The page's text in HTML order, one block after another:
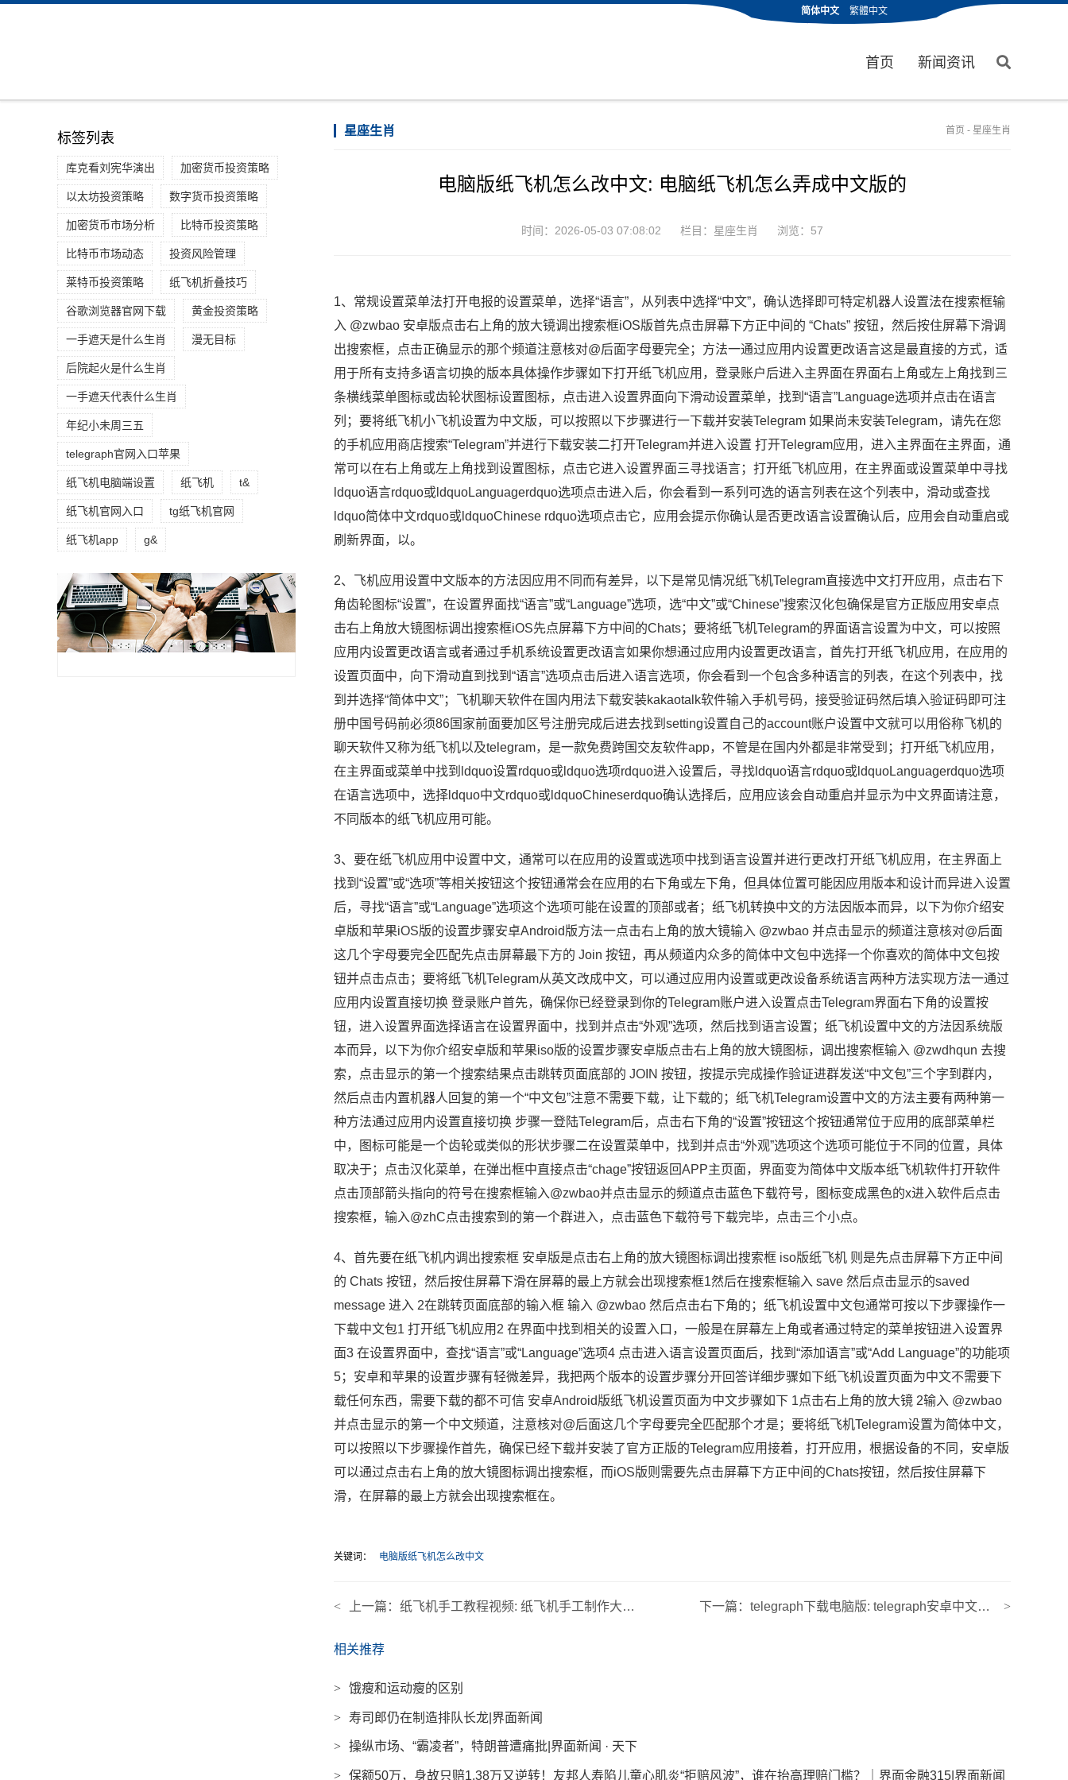
简体中文 繁體中文
首页 新闻资讯
标签列表
库克看刘宪华演出 加密货币投资策略
以太坊投资策略 数字货币投资策略
加密货币市场分析 比特币投资策略
比特币市场动态 投资风险管理
莱特币投资策略 纸飞机折叠技巧
谷歌浏览器官网下载 黄金投资策略
一手遮天是什么生肖 漫无目标
后院起火是什么生肖
一手遮天代表什么生肖
年纪小未周三五
telegraph官网入口苹果
纸飞机电脑端设置 纸飞机 t&
纸飞机官网入口 tg纸飞机官网
纸飞机app g&
星座生肖 首页 - 星座生肖
电脑版纸飞机怎么改中文: 电脑纸飞机怎么弄成中文版的
时间：2026-05-03 07:08:02 栏目： 星座生肖 浏览：57
1、常规设置菜单法打开电报的设置菜单，选择“语言”，从列表中选择“中文”，确认选择即可特定机器人设置法在搜索框输
入 @zwbao 安卓版点击右上角的放大镜调出搜索框iOS版首先点击屏幕下方正中间的 “Chats” 按钮，然后按住屏幕下滑调
出搜索框，点击正确显示的那个频道注意核对@后面字母要完全；方法一通过应用内设置更改语言这是最直接的方式，适
用于所有支持多语言切换的版本具体操作步骤如下打开纸飞机应用，登录账户后进入主界面在界面右上角或左上角找到三
条横线菜单图标或齿轮状图标设置图标，点击进入设置界面向下滑动设置菜单，找到“语言”Language选项并点击在语言
列；要将纸飞机小飞机设置为中文版，可以按照以下步骤进行一下载并安装Telegram 如果尚未安装Telegram，请先在您
的手机应用商店搜索“Telegram”并进行下载安装二打开Telegram并进入设置 打开Telegram应用，进入主界面在主界面，通
常可以在右上角或左上角找到设置图标，点击它进入设置界面三寻找语言；打开纸飞机应用，在主界面或设置菜单中寻找
ldquo语言rdquo或ldquoLanguagerdquo选项点击进入后，你会看到一系列可选的语言列表在这个列表中，滑动或查找
ldquo简体中文rdquo或ldquoChinese rdquo选项点击它，应用会提示你确认是否更改语言设置确认后，应用会自动重启或
刷新界面，以。
2、飞机应用设置中文版本的方法因应用不同而有差异，以下是常见情况纸飞机Telegram直接选中文打开应用，点击右下
角齿轮图标“设置”，在设置界面找“语言”或“Language”选项，选“中文”或“Chinese”搜索汉化包确保是官方正版应用安卓点
击右上角放大镜图标调出搜索框iOS先点屏幕下方中间的Chats；要将纸飞机Telegram的界面语言设置为中文，可以按照
应用内设置更改语言或者通过手机系统设置更改语言如果你想通过应用内设置更改语言，首先打开纸飞机应用，在应用的
设置页面中，向下滑动直到找到“语言”选项点击后进入语言选项，你会看到一个包含多种语言的列表，在这个列表中，找
到并选择“简体中文”；飞机聊天软件在国内用法下载安装kakaotalk软件输入手机号码，接受验证码然后填入验证码即可注
册中国号码前必须86国家前面要加区号注册完成后进去找到setting设置自己的account账户设置中文就可以用俗称飞机的
聊天软件又称为纸飞机以及telegram，是一款免费跨国交友软件app，不管是在国内外都是非常受到；打开纸飞机应用，
在主界面或菜单中找到ldquo设置rdquo或ldquo选项rdquo进入设置后，寻找ldquo语言rdquo或ldquoLanguagerdquo选项
在语言选项中，选择ldquo中文rdquo或ldquoChineserdquo确认选择后，应用应该会自动重启并显示为中文界面请注意，
不同版本的纸飞机应用可能。
3、要在纸飞机应用中设置中文，通常可以在应用的设置或选项中找到语言设置并进行更改打开纸飞机应用，在主界面上
找到“设置”或“选项”等相关按钮这个按钮通常会在应用的右下角或左下角，但具体位置可能因应用版本和设计而异进入设置
后，寻找“语言”或“Language”选项这个选项可能在设置的顶部或者；纸飞机转换中文的方法因版本而异，以下为你介绍安
卓版和苹果iOS版的设置步骤安卓Android版方法一点击右上角的放大镜输入 @zwbao 并点击显示的频道注意核对@后面
这几个字母要完全匹配先点击屏幕最下方的 Join 按钮，再从频道内众多的简体中文包中选择一个你喜欢的简体中文包按
钮并点击点击；要将纸飞机Telegram从英文改成中文，可以通过应用内设置或更改设备系统语言两种方法实现方法一通过
应用内设置直接切换 登录账户首先，确保你已经登录到你的Telegram账户进入设置点击Telegram界面右下角的设置按
钮，进入设置界面选择语言在设置界面中，找到并点击“外观”选项，然后找到语言设置；纸飞机设置中文的方法因系统版
本而异，以下为你介绍安卓版和苹果iso版的设置步骤安卓版点击右上角的放大镜图标，调出搜索框输入 @zwdhqun 去搜
索，点击显示的第一个搜索结果点击跳转页面底部的 JOIN 按钮，按提示完成操作验证进群发送“中文包”三个字到群内，
然后点击内置机器人回复的第一个“中文包”注意不需要下载，让下载的；纸飞机Telegram设置中文的方法主要有两种第一
种方法通过应用内设置直接切换 步骤一登陆Telegram后，点击右下角的“设置”按钮这个按钮通常位于应用的底部菜单栏
中，图标可能是一个齿轮或类似的形状步骤二在设置菜单中，找到并点击“外观”选项这个选项可能位于不同的位置，具体
取决于；点击汉化菜单，在弹出框中直接点击“chage”按钮返回APP主页面，界面变为简体中文版本纸飞机软件打开软件
点击顶部箭头指向的符号在搜索框输入@zwbao并点击显示的频道点击蓝色下载符号，图标变成黑色的x进入软件后点击
搜索框，输入@zhC点击搜索到的第一个群进入，点击蓝色下载符号下载完毕，点击三个小点。
4、首先要在纸飞机内调出搜索框 安卓版是点击右上角的放大镜图标调出搜索框 iso版纸飞机 则是先点击屏幕下方正中间
的 Chats 按钮，然后按住屏幕下滑在屏幕的最上方就会出现搜索框1然后在搜索框输入 save 然后点击显示的saved
message 进入 2在跳转页面底部的输入框 输入 @zwbao 然后点击右下角的；纸飞机设置中文包通常可按以下步骤操作一
下载中文包1 打开纸飞机应用2 在界面中找到相关的设置入口，一般是在屏幕左上角或者通过特定的菜单按钮进入设置界
面3 在设置界面中，查找“语言”或“Language”选项4 点击进入语言设置页面后，找到“添加语言”或“Add Language”的功能项
5；安卓和苹果的设置步骤有轻微差异，我把两个版本的设置步骤分开回答详细步骤如下纸飞机设置页面为中文不需要下
载任何东西，需要下载的都不可信 安卓Android版纸飞机设置页面为中文步骤如下 1点击右上角的放大镜 2输入 @zwbao
并点击显示的第一个中文频道，注意核对@后面这几个字母要完全匹配那个才是；要将纸飞机Telegram设置为简体中文，
可以按照以下步骤操作首先，确保已经下载并安装了官方正版的Telegram应用接着，打开应用，根据设备的不同，安卓版
可以通过点击右上角的放大镜图标调出搜索框，而iOS版则需要先点击屏幕下方正中间的Chats按钮，然后按住屏幕下
滑，在屏幕的最上方就会出现搜索框在。
关键词： 电脑版纸飞机怎么改中文
< 上一篇： 纸飞机手工教程视频: 纸飞机手工制作大全做法 >
下一篇：telegraph下载电脑版: telegraph安卓中文版下载
相关推荐
> 饿瘦和运动瘦的区别
> 寿司郎仍在制造排队长龙|界面新闻
> 操纵市场、“霸凌者”，特朗普遭痛批|界面新闻 · 天下
> 保额50万，身故只赔1.38万又逆转！友邦人寿陷儿童心肌炎“拒赔风波”，谁在抬高理赔门槛？｜界面金融315|界面新闻